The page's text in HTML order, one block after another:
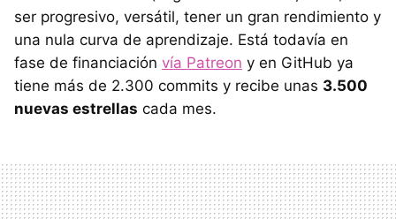
ser progresivo, versátil, tener un gran rendimiento y
una nula curva de aprendizaje. Está todavía en
fase de financiación vía Patreon y en GitHub ya
tiene más de 2.300 commits y recibe unas 3.500
nuevas estrellas cada mes.